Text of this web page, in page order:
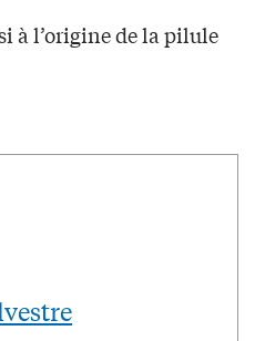
à l’origine de la pilule